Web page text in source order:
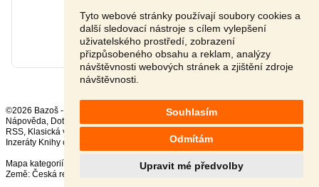
Tyto webové stránky používají soubory cookies a
další sledovací nástroje s cílem vylepšení
uživatelského prostředí, zobrazení
přizpůsobeného obsahu a reklam, analýzy
návštěvnosti webových stránek a zjištění zdroje
návštěvnosti.
Souhlasím
Odmítám
Upravit mé předvolby
©2026 Bazoš -
Nápověda, Dotazy ,
,
RSS,
Inzeráty Knihy celkem:
, za 24 hodin:705
Mapa kategorií
Nejvyhledávanější výrazy
Země: Česká republika Polsko Rakousko